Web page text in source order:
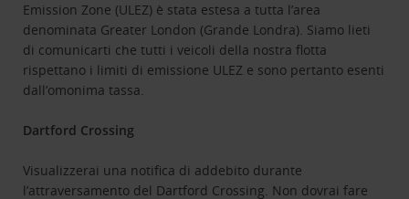
Emission Zone (ULEZ) è stata estesa a tutta l’area
denominata Greater London (Grande Londra). Siamo lieti
di comunicarti che tutti i veicoli della nostra flotta
rispettano i limiti di emissione ULEZ e sono pertanto esenti
dall’omonima tassa.
Dartford Crossing
Visualizzerai una notifica di addebito durante
l’attraversamento del Dartford Crossing. Non dovrai fare